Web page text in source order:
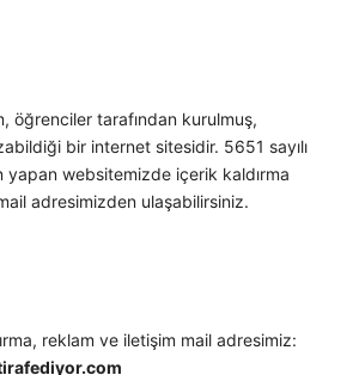
öğrenciler tarafından kurulmuş,
bir internet sitesidir. 5651 sayılı
yapan websitemizde içerik kaldırma
adresimizden ulaşabilirsiniz.
reklam ve iletişim mail adresimiz: